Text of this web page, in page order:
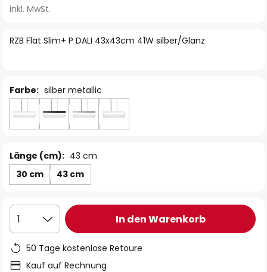
der
springen
RZB Flat Slim+ P DALI 43x43cm 41W silber/Glanz
inkl. MwSt.
Farbe: silber metallic
Länge (cm): 43 cm
30 cm
43 cm
1 In den Warenkorb
50 Tage kostenlose Retoure
Kauf auf Rechnung